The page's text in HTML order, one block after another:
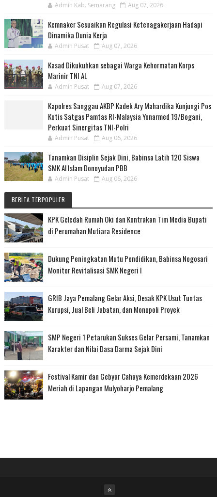
Admin Kab. Semarang Aug 07, 2026
Kemnaker Sesuaikan Regulasi Ketenagakerjaan Hadapi
Dinamika Dunia Kerja
Admin Pusat Aug 07, 2026
Kasad Dikukuhkan sebagai Warga Kehormatan Korps
Marinir TNI AL
Admin Pusat Aug 07, 2026
Kapolres Sanggau AKBP Kadek Ary Mahardika Kunjungi Pos
Kotis Satgas Pamtas RI-Malaysia Yonarmed 19/Bogani,
Perkuat Sinergitas TNI-Polri
Admin Pusat Aug 06, 2026
Tanamkan Disiplin Sejak Dini, Babinsa Latih 120 Siswa
SMK Al Islam Donoyudan PBB
Admin Pusat Aug 06, 2026
BERITA TERPOPULER
KPK Geledah Rumah Oki dan Kontrakan Tim Media Bupati
di Perumahan Mutiara Residence
Dukung Peningkatan Mutu Pendidikan, Babinsa Nogosari
Monitor Revitalisasi SMK Negeri I
GRIB Jaya Pemalang Gelar Aksi, Desak KPK Usut Tuntas
Korupsi, Jual Beli Jabatan, dan Monopoli Proyek
SMP Negeri 1 Petarukan Sukses Gelar Persami, Tanamkan
Karakter dan Nilai Dasa Darma Sejak Dini
Festival Kamir dan Gebyar Cahaya Kemerdekaan 2026
Meriah di Lapangan Mulyoharjo Pemalang